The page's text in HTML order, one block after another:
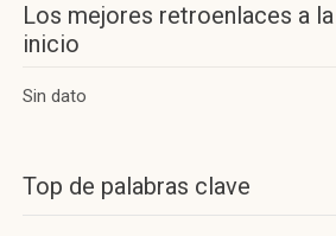
Los mejores retroenlaces a
inicio
Sin dato
Top de palabras clave